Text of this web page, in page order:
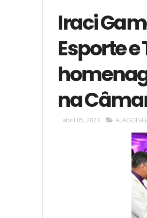
Iraci
Esporte
na
abril 05, 2023